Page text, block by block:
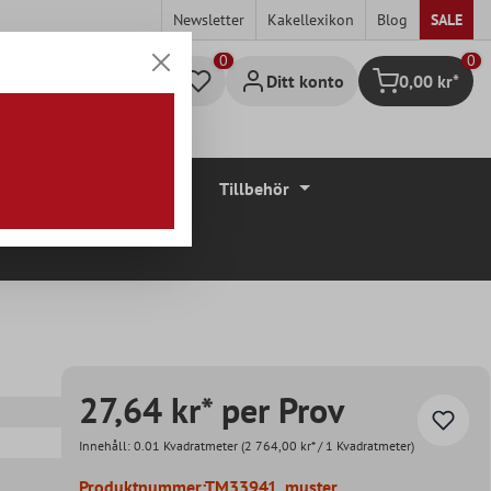
Newsletter Kakellexikon Blog SALE
Ditt konto Kundvagn
0
0,00 kr*
Tillbehör
27,64 kr* per Prov
Innehåll: 0.01 Kvadratmeter (2 764,00 kr* / 1 Kvadratmeter)
Produktnummer:TM33941_muster